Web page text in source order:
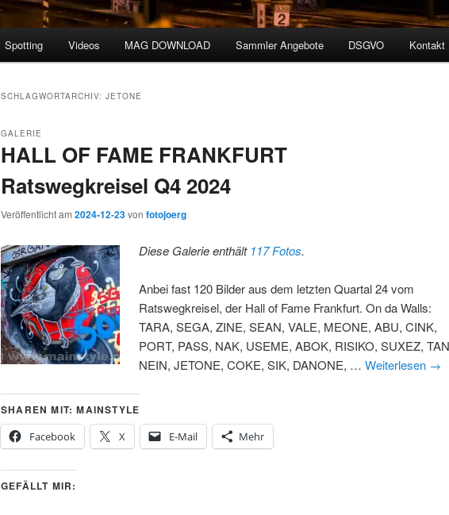
Spotting Videos MAG DOWNLOAD Sammler Angebote DSGVO Kontakt
SCHLAGWORTARCHIV: JETONE
HALL OF FAME FRANKFURT
Ratswegkreisel Q4 2024
GALERIE
Veröffentlicht am 2024-12-23von fotojoerg
Diese Galerie enthält 117 Fotos.
Anbei fast 120 Bilder aus dem letzten Quartal 24 vom
Ratswegkreisel, der Hall of Fame Frankfurt. On da Walls:
TARA, SEGA, ZINE, SEAN, VALE, MEONE, ABU, CINK,
PORT, PASS, NAK, USEME, ABOK, RISIKO, SUXEZ,
NEIN, JETONE, COKE, SIK, DANONE, …Weiterlesen →
SHAREN MIT: MAINSTYLE
Facebook
X E-Mail Mehr
GEFÄLLT MIR: